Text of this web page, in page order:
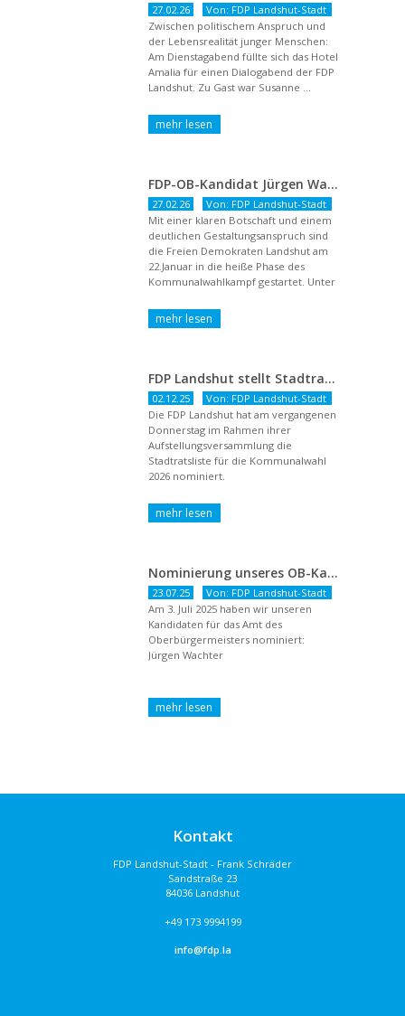
27.02.26
Von: FDP Landshut-Stadt
Zwischen politischem Anspruch und
der Lebensrealität junger Menschen:
Am Dienstagabend füllte sich das Hotel
Amalia für einen Dialogabend der FDP
Landshut. Zu Gast war Susanne ...
FDP-OB-Kandidat Jürgen Wachter: „Politik auf Pump ist unsozial“
27.02.26
Von: FDP Landshut-Stadt
Mit einer klaren Botschaft und einem
deutlichen Gestaltungsanspruch sind
die Freien Demokraten Landshut am
22.Januar in die heiße Phase des
Kommunalwahlkampf gestartet. Unter
FDP Landshut stellt Stadtratsliste für 2026 auf – OB-Kandidat Jürgen Wachter betont Gestaltungsanspruch und liberale Zukunftsvision
02.12.25
Von: FDP Landshut-Stadt
Die FDP Landshut hat am vergangenen
Donnerstag im Rahmen ihrer
Aufstellungsversammlung die
Stadtratsliste für die Kommunalwahl
2026 nominiert.
Nominierung unseres OB-Kandidaten
23.07.25
Von: FDP Landshut-Stadt
Am 3. Juli 2025 haben wir unseren
Kandidaten für das Amt des
Oberbürgermeisters nominiert:
Jürgen Wachter
Kontakt
FDP Landshut-Stadt - Frank Schräder
Sandstraße 23
84036 Landshut
+49 173 9994199
info@fdp.la